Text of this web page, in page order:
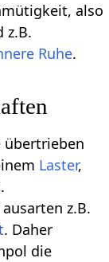
also
z.B.
Ruhe.
übertrieben
Laster,
z.B.
. Daher
die